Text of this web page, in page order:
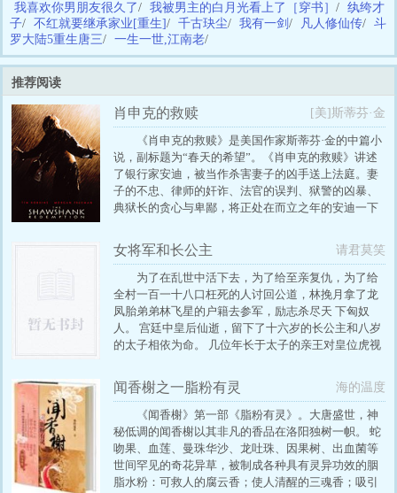
我喜欢你男朋友很久了/ 我被男主的白月光看上了［穿书］ / 纨绔才
子/ 不红就要继承家业[重生]/ 千古玦尘/ 我有一剑 / 凡人修仙传/ 斗
罗大陆5重生唐三/ 一生一世,江南老/
推荐阅读
肖申克的救赎 [美]斯蒂芬·金
《肖申克的救赎》是美国作家斯蒂芬·金的中篇小
说，副标题为“春天的希望”。《肖申克的救赎》讲述
了银行家安迪，被当作杀害妻子的凶手送上法庭。妻
子的不忠、律师的奸诈、法官的误判、狱警的凶暴、
典狱长的贪心与卑鄙，将正处在而立之年的安迪一下
女将军和长公主 请君莫笑
为了在乱世中活下去，为了给至亲复仇，为了给
全村一百一十八口枉死的人讨回公道，林挽月拿了龙
凤胎弟弟林飞星的户籍去参军，励志杀尽天 下匈奴
人。 宫廷中皇后仙逝，留下了十六岁的长公主和八岁
的太子相依为命。 几位年长于太子的亲王对皇位虎视
筹帷幄的长公主，正剧，慢热，传奇，军旅，宫斗，
阴谋，复仇，HE
闻香榭之一脂粉有灵 海的温度
《闻香榭》第一部《脂粉有灵》。大唐盛世，神
秘低调的闻香榭以其非凡的香品在洛阳独树一帜。 蛇
吻果、血莲、曼珠华沙、龙吐珠、因果树、出血菌等
世间罕见的奇花异草，被制成各种具有灵异功效的胭
脂水粉：可救人的腐云香；使人清醒的三魂香；吸引